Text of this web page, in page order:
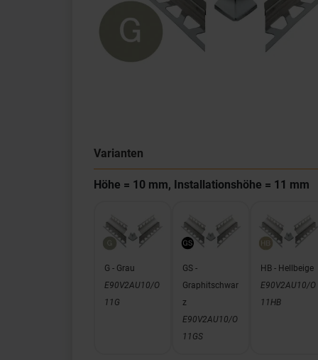
Varianten
Höhe = 10 mm, Installationshöhe = 11 mm
G - Grau
E90V2AU10/O
11G
GS -
Graphitschwar
z
E90V2AU10/O
11GS
HB - Hellbeige
E90V2AU10/O
11HB